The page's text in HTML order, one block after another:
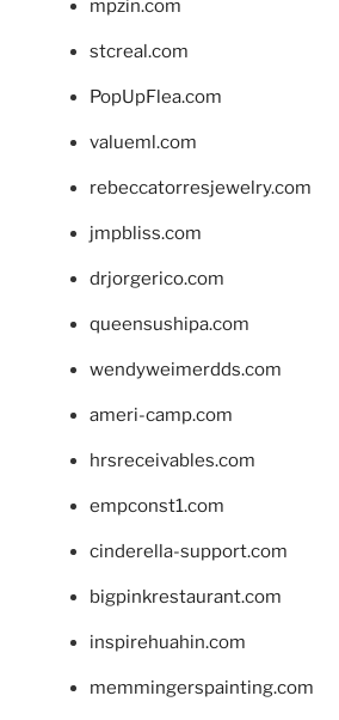
mpzin.com
stcreal.com
PopUpFlea.com
valueml.com
rebeccatorresjewelry.com
jmpbliss.com
drjorgerico.com
queensushipa.com
wendyweimerdds.com
ameri-camp.com
hrsreceivables.com
empconst1.com
cinderella-support.com
bigpinkrestaurant.com
inspirehuahin.com
memmingerspainting.com